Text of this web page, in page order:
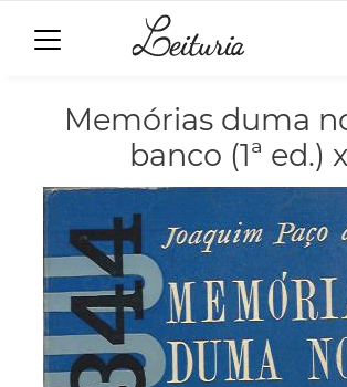
Memórias duma
banco (1ª ed.)